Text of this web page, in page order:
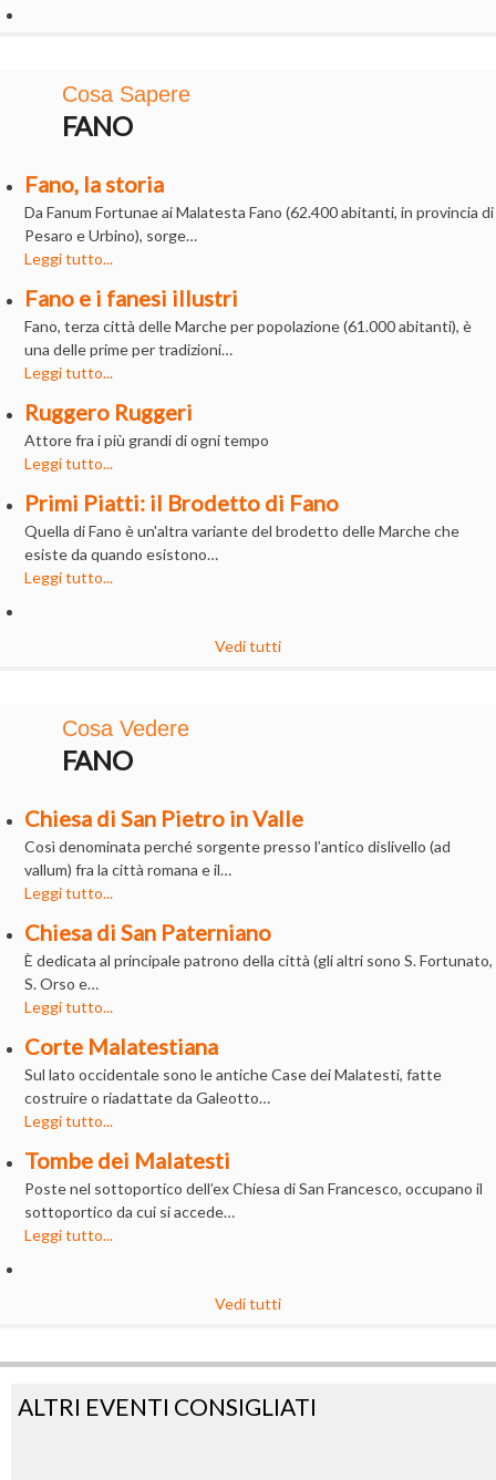
Cosa Sapere
FANO
Fano, la storia
Da Fanum Fortunae ai Malatesta Fano (62.400 abitanti, in provincia di
Pesaro e Urbino), sorge…
Leggi tutto...
Fano e i fanesi illustri
Fano, terza città delle Marche per popolazione (61.000 abitanti), è
una delle prime per tradizioni…
Leggi tutto...
Ruggero Ruggeri
Attore fra i più grandi di ogni tempo
Leggi tutto...
Primi Piatti: il Brodetto di Fano
Quella di Fano è un'altra variante del brodetto delle Marche che
esiste da quando esistono…
Leggi tutto...
Vedi tutti
Cosa Vedere
FANO
Chiesa di San Pietro in Valle
Così denominata perché sorgente presso l’antico dislivello (ad
vallum) fra la città romana e il…
Leggi tutto...
Chiesa di San Paterniano
È dedicata al principale patrono della città (gli altri sono S. Fortunato,
S. Orso e…
Leggi tutto...
Corte Malatestiana
Sul lato occidentale sono le antiche Case dei Malatesti, fatte
costruire o riadattate da Galeotto…
Leggi tutto...
Tombe dei Malatesti
Poste nel sottoportico dell’ex Chiesa di San Francesco, occupano il
sottoportico da cui si accede…
Leggi tutto...
Vedi tutti
ALTRI EVENTI CONSIGLIATI